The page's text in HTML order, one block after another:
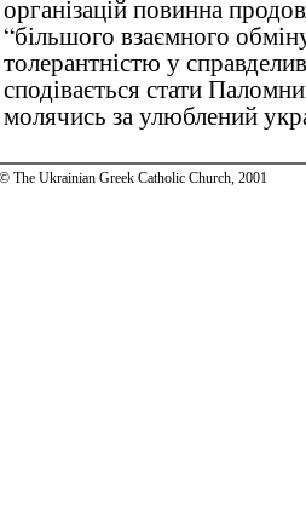
організацій повинна
“більшого взаємного
толерантністю у
сподівається стати
молячись за улюблений
© The Ukrainian Greek Catholic Church, 2001